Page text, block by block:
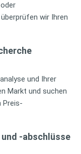
wir Ihren
und Ihrer
Markt und suchen
Preis-
-abschlüsse